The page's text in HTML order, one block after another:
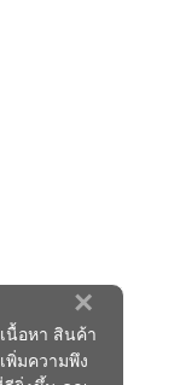
×
นื้อหา สินค้า
พิ่มความพึง